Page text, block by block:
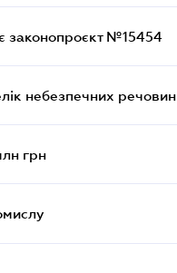
законопроєкт №15454
небезпечних речовин
грн